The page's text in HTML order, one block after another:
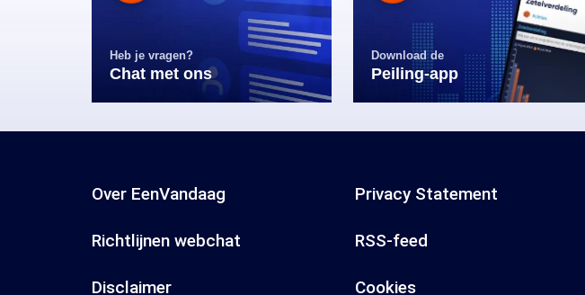
Heb je vragen?
Chat met ons
Download de
Peiling-app
Over EenVandaag Privacy Statement
Richtlijnen webchat RSS-feed
Disclaimer Cookies